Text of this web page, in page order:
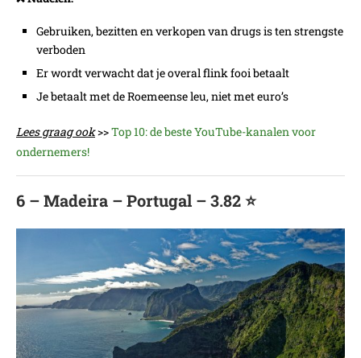
Gebruiken, bezitten en verkopen van drugs is ten strengste
verboden
Er wordt verwacht dat je overal flink fooi betaalt
Je betaalt met de Roemeense leu, niet met euro’s
Lees graag ook>>Top 10: de beste YouTube-kanalen voor
ondernemers!
6 – Madeira – Portugal – 3.82 ⭐️